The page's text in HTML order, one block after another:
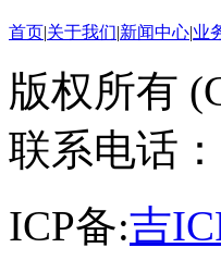
首页|关于我们|新闻中心|业
版权所有
联系电话
ICP备:吉